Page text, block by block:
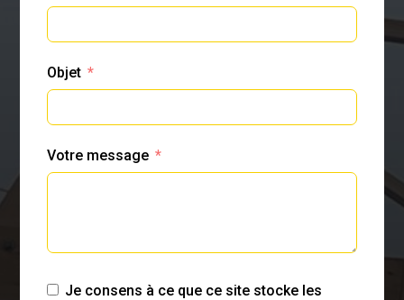
Objet
Votre message
Je consens à ce que ce site stocke les